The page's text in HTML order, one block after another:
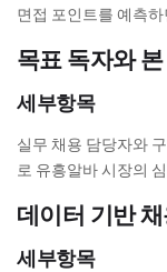
면접 포인트를 예측
목표 독자와
세부항목
실무 채용 담당자와
로 유흥알바 시장의
데이터 기반
세부항목